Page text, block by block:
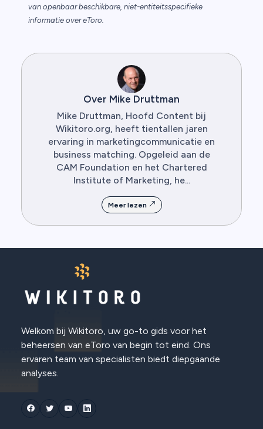
van openbaar beschikbare, niet-entiteitsspecifieke
informatie over eToro.
Over Mike Druttman
Mike Druttman, Hoofd Content bij
Wikitoro.org, heeft tientallen jaren
ervaring in marketingcommunicatie en
business matching. Opgeleid aan de
CAM Foundation en het Chartered
Institute of Marketing, he...
Meer lezen
Welkom bij Wikitoro, uw go-to gids voor het
beheersen van eToro van begin tot eind. Ons
ervaren team van specialisten biedt diepgaande
analyses.